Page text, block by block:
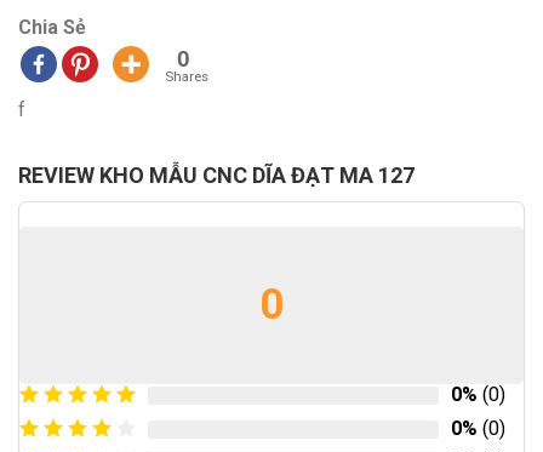
Chia Sẻ
0
Shares
f
REVIEW KHO MẪU CNC DĨA ĐẠT MA 127
0
0% (0)
0% (0)